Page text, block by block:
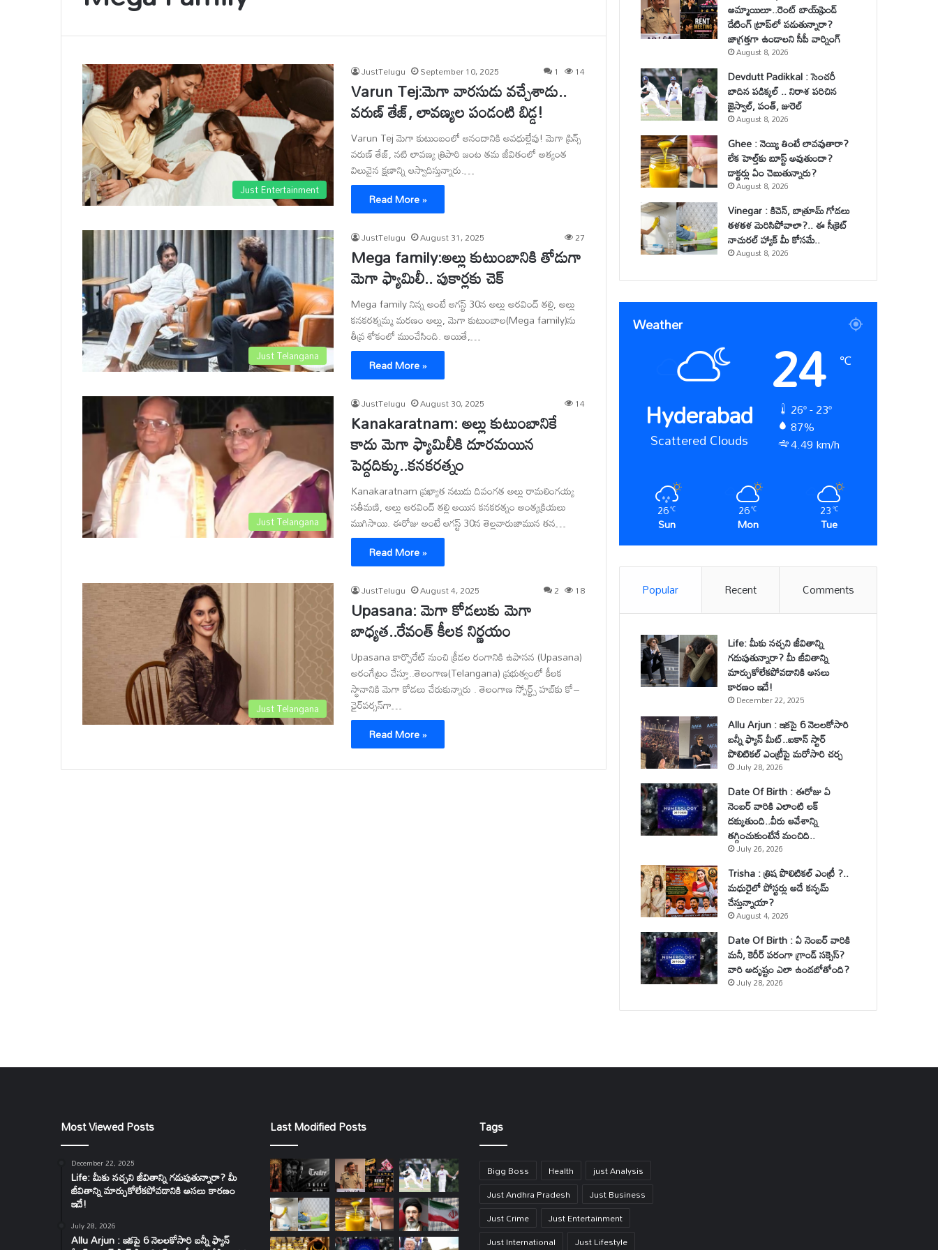
Just Entertainment
JustTelugu September 10, 2025 1 14
Varun Tej:మెగా వారసుడు వచ్చేశాడు..
వరుణ్ తేజ్, లావణ్యల పండంటి బిడ్డ!
Varun Tej మెగా కుటుంబంలో ఆనందానికి అవధుల్లేవు! మెగా ప్రిన్స్
వరుణ్ తేజ్, నటి లావణ్య త్రిపాఠి జంట తమ జీవితంలో అత్యంత
విలువైన క్షణాన్ని ఆస్వాదిస్తున్నారు.…
Read More »
Just Telangana
JustTelugu August 31, 2025 27
Mega family:అల్లు కుటుంబానికి తోడుగా
మెగా ఫ్యామిలీ.. పుకార్లకు చెక్
Mega family నిన్న అంటే ఆగస్ట్ 30న అల్లు అరవింద్ తల్లి, అల్లు
కనకరత్నమ్మ మరణం అల్లు, మెగా కుటుంబాల(Mega family)ను
తీవ్ర శోకంలో ముంచేసింది. అయితే,…
Read More »
Just Telangana
JustTelugu August 30, 2025 14
Kanakaratnam: అల్లు కుటుంబానికే
కాదు మెగా ఫ్యామిలీకి దూరమయిన
పెద్దదిక్కు..కనకరత్నం
Kanakaratnam ప్రఖ్యాత నటుడు దివంగత అల్లు రామలింగయ్య
సతీమణి, అల్లు అరవింద్ తల్లి అయిన కనకరత్నం అంత్యక్రియలు
ముగిసాయి. ఈరోజు అంటే ఆగస్ట్ 30న తెల్లవారుజామున తన…
Read More »
Just Telangana
JustTelugu August 4, 2025 2 18
Upasana: మెగా కోడలుకు మెగా
బాధ్యత..రేవంత్ కీలక నిర్ణయం
Upasana కార్పొరేట్ నుంచి క్రీడల రంగానికి ఉపాసన (Upasana)
అరంగేట్రం చేస్తూ..తెలంగాణ(Telangana) ప్రభుత్వంలో కీలక
స్థానానికి మెగా కోడలు చేరుకున్నారు . తెలంగాణ స్పోర్ట్స్ హబ్‌కు కో–
ఛైర్‌పర్సన్‌గా…
Read More »
అమ్మాయిలూ..రెంట్ బాయ్‌ఫ్రెండ్
డేటింగ్ ట్రాప్‌లో పడుతున్నారా?
జాగ్రత్తగా ఉండాలని సీపీ వార్నింగ్
August 8, 2026
Devdutt Padikkal : సెంచరీ
బాదిన పడిక్కల్ .. నిరాశ పరిచిన
జైస్వాల్, పంత్, జురెల్
August 8, 2026
Ghee : నెయ్యి తింటే లావవుతారా?
లేక హెల్త్‌కు బూస్ట్ అవుతుందా?
డాక్టర్లు ఏం చెబుతున్నారు?
August 8, 2026
Vinegar : కిచెన్, బాత్రూమ్ గోడలు
తళతళ మెరిసిపోవాలా?.. ఈ సీక్రెట్
నాచురల్ హ్యాక్ మీ కోసమే..
August 8, 2026
Weather
Hyderabad
Scattered Clouds
24 ℃
26º - 23º
87%
4.49 km/h
26℃
Sun
26℃
Mon
23℃
Tue
Popular Recent Comments
Life: మీకు నచ్చని జీవితాన్ని
గడుపుతున్నారా? మీ జీవితాన్ని
మార్చుకోలేకపోవడానికి అసలు
కారణం ఇదే!
December 22, 2025
Allu Arjun : ఇకపై 6 నెలలకోసారి
బన్నీ ఫ్యాన్ మీట్..ఐకాన్ స్టార్
పొలిటికల్ ఎంట్రీపై మరోసారి చర్చ
July 28, 2026
Date Of Birth : ఈరోజు ఏ
నెంబర్ వారికి ఎలాంటి లక్
దక్కుతుంది..వీరు ఆవేశాన్ని
తగ్గించుకుంటేనే మంచిది..
July 26, 2026
Trisha : త్రిష పొలిటికల్ ఎంట్రీ ?..
మధురైలో పోస్టర్లు అదే కన్ఫమ్
చేస్తున్నాయా?
August 4, 2026
Date Of Birth : ఏ నెంబర్ వారికి
మనీ, కెరీర్ పరంగా గ్రాండ్ సక్సెస్?
వారి అదృష్టం ఎలా ఉండబోతోంది?
July 28, 2026
Most Viewed Posts
December 22, 2025
Life: మీకు నచ్చని జీవితాన్ని గడుపుతున్నారా? మీ
జీవితాన్ని మార్చుకోలేకపోవడానికి అసలు కారణం
ఇదే!
July 28, 2026
Allu Arjun : ఇకపై 6 నెలలకోసారి బన్నీ ఫ్యాన్
Last Modified Posts Tags
Bigg Boss Health
just Analysis
Just Andhra Pradesh
Just Business
Just Crime
Just Entertainment
Just International
Just Lifestyle